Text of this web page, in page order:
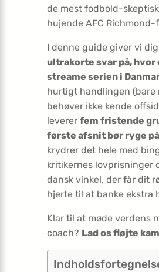
de mest fodbold-
hujende AFC Richmond-
I denne guide giver vi dig
ultrakorte svar på, hvor
streame serien i
hurtigt handlingen (bare
behøver ikke kende
leverer fem fristende
første afsnit bør ryge
krydrer det hele med
kritikernes lovprisninger
dansk vinkel, der får dit
hjerte til at banke ekstra
Klar til at møde verdens
coach? Lad os fløjte